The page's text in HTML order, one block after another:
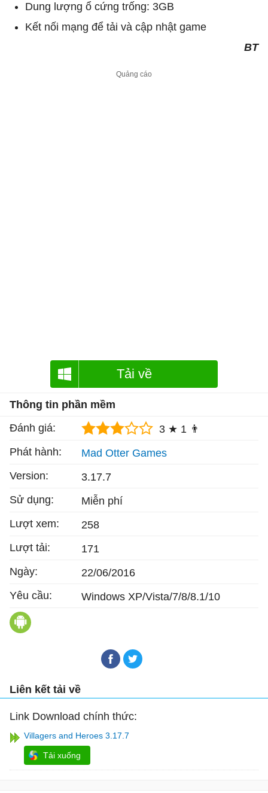
Dung lượng ổ cứng trống: 3GB
Kết nối mạng để tải và cập nhật game
BT
Tải về
Thông tin phần mềm
Đánh giá:
3 ★ 1 👨
Phát hành:
Mad Otter Games
Version:
3.17.7
Sử dụng:
Miễn phí
Lượt xem:
258
Lượt tải:
171
Ngày:
22/06/2016
Yêu cầu:
Windows XP/Vista/7/8/8.1/10
Liên kết tải về
Link Download chính thức:
Villagers and Heroes 3.17.7
Tải xuống